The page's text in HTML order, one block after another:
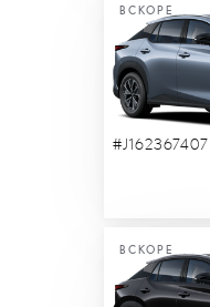
ВСКОРЕ
#J162367407
ВСКОРЕ